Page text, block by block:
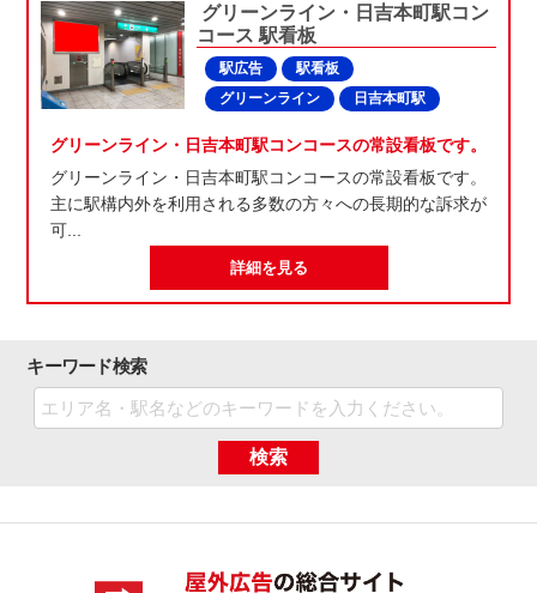
グリーンライン・日吉本町駅コン
コース 駅看板
駅広告
駅看板
グリーンライン
日吉本町駅
グリーンライン・日吉本町駅コンコースの常設看板です。
グリーンライン・日吉本町駅コンコースの常設看板です。
主に駅構内外を利用される多数の方々への長期的な訴求が
可...
詳細を見る
キーワード検索
検索